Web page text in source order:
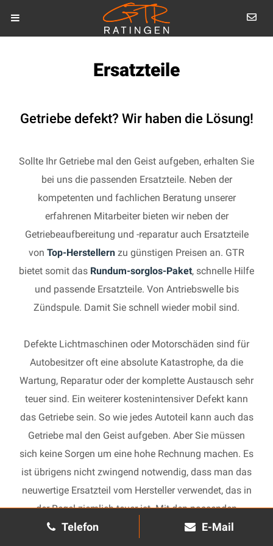
Telefon E-Mail
Ersatzteile
Getriebe defekt? Wir haben die Lösung!
Sollte Ihr Getriebe mal den Geist aufgeben, erhalten Sie
bei uns die passenden Ersatzteile. Neben der
kompetenten und fachlichen Beratung unserer
erfahrenen Mitarbeiter bieten wir neben der
Getriebeaufbereitung und -reparatur auch Ersatzteile
von Top-Herstellern zu günstigen Preisen an. GTR
bietet somit das Rundum-sorglos-Paket, schnelle Hilfe
und passende Ersatzteile. Von Antriebswelle bis
Zündspule. Damit Sie schnell wieder mobil sind.
Defekte Lichtmaschinen oder Motorschäden sind für
Autobesitzer oft eine absolute Katastrophe, da die
Wartung, Reparatur oder der komplette Austausch sehr
teuer sind. Ein weiterer kostenintensiver Defekt kann
das Getriebe sein. So wie jedes Autoteil kann auch das
Getriebe mal den Geist aufgeben. Aber Sie müssen
sich keine Sorgen um eine hohe Rechnung machen. Es
ist übrigens nicht zwingend notwendig, dass man das
neuwertige Ersatzteil vom Hersteller verwendet, das in
der Regel ziemlich teuer ist. Mit den passenden
Ersatzteilen kann jedes gebrauchte Getriebe schnell